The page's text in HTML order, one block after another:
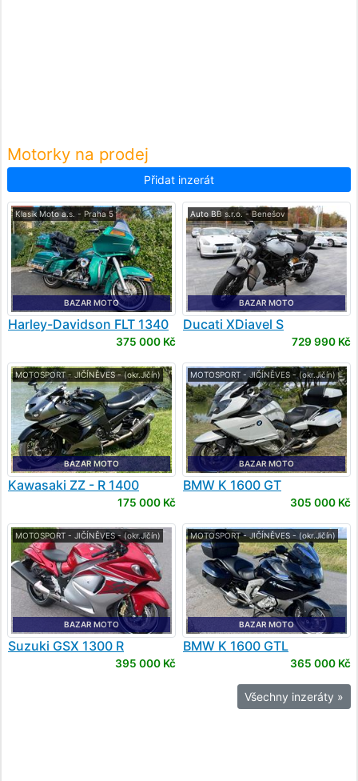
Motorky na prodej
Přidat inzerát
Klasik Moto a.s. - Praha 5
BAZAR MOTO
Harley-Davidson FLT 1340
375 000 Kč
Auto BB s.r.o. - Benešov
BAZAR MOTO
Ducati XDiavel S
729 990 Kč
MOTOSPORT - JIČÍNĚVES - (okr.Jičín)
BAZAR MOTO
Kawasaki ZZ - R 1400
175 000 Kč
MOTOSPORT - JIČÍNĚVES - (okr.Jičín)
BAZAR MOTO
BMW K 1600 GT
305 000 Kč
MOTOSPORT - JIČÍNĚVES - (okr.Jičín)
BAZAR MOTO
Suzuki GSX 1300 R
395 000 Kč
MOTOSPORT - JIČÍNĚVES - (okr.Jičín)
BAZAR MOTO
BMW K 1600 GTL
365 000 Kč
Všechny inzeráty »